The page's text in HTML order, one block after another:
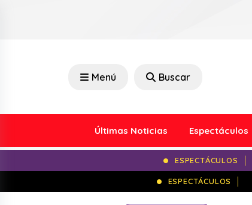
Menú Buscar
Últimas Noticias Espectáculos
ESPECTÁCULOS
ESPECTÁCULOS